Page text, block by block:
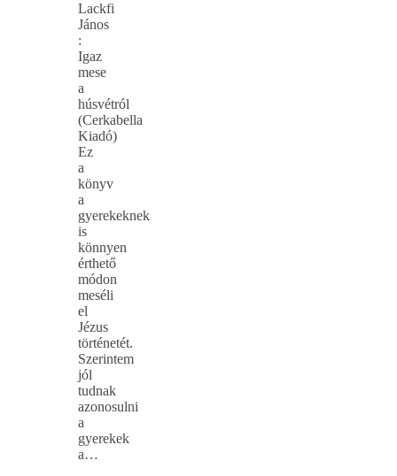
Lackfi
János
:
Igaz
mese
a
húsvétról
(Cerkabella
Kiadó)
Ez
a
könyv
a
gyerekeknek
is
könnyen
érthető
módon
meséli
el
Jézus
történetét.
Szerintem
jól
tudnak
azonosulni
a
gyerekek
a…